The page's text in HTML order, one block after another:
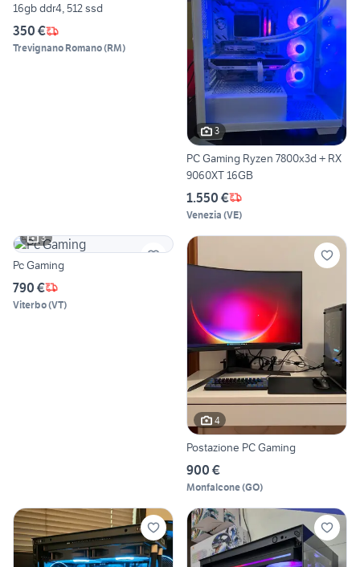
16gb ddr4, 512 ssd
350 €
Trevignano Romano(RM)
3
PC Gaming Ryzen 7800x3d + RX
9060XT 16GB
1.550 €
Venezia (VE)
3
Pc Gaming
790 €
Viterbo(VT)
4
Postazione PC Gaming
900 €
Monfalcone(GO)